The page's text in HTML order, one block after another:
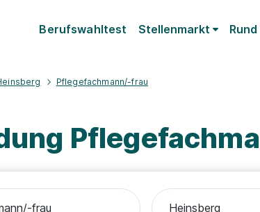
Berufswahltest Stellenmarkt
Pflegefachmann/-frau